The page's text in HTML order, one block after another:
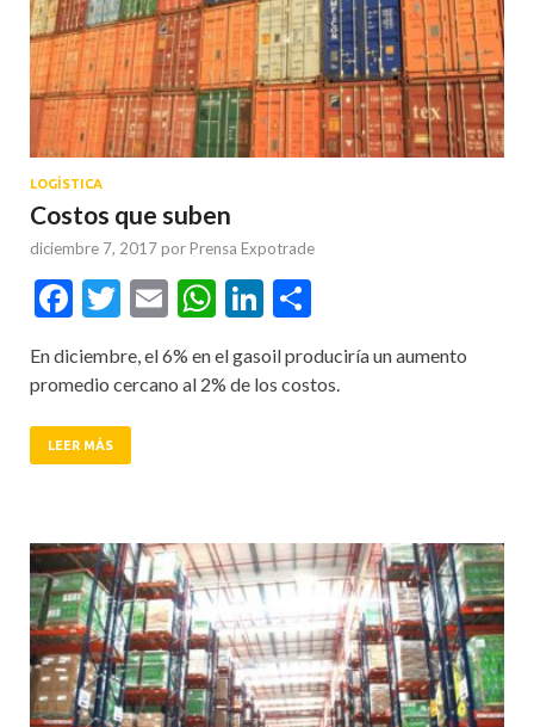
LOGÍSTICA
Costos que suben
diciembre 7, 2017 por Prensa Expotrade
Facebook
Twitter
EmailWhatsApp
LinkedIn
En diciembre, el 6% en el gasoil produciría un aumento
promedio cercano al 2% de los costos.
LEER MÁS